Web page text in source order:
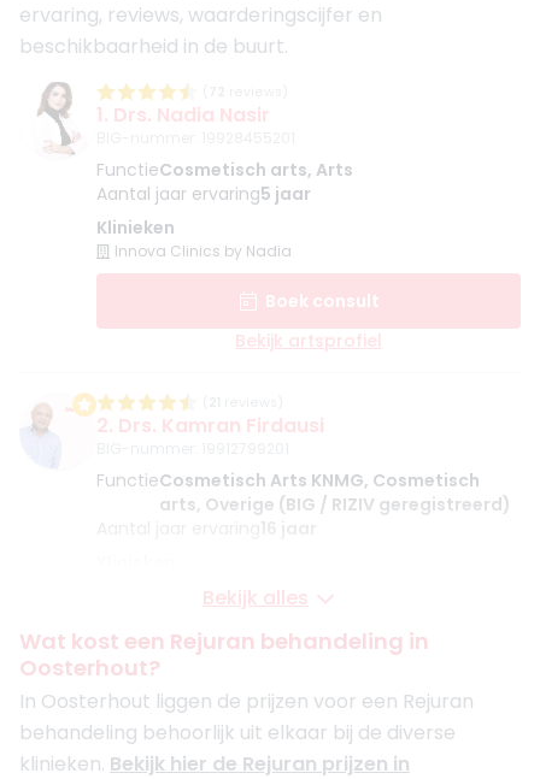
ervaring, reviews, waarderingscijfer en
beschikbaarheid in de buurt.
1. Drs. Nadia Nasir
FunctieCosmetisch arts, Arts
Aantal jaar ervaring5 jaar
Klinieken
Innova Clinics by Nadia
Boek consult
Bekijk artsprofiel
2. Drs. Kamran Firdausi
FunctieCosmetisch Arts KNMG, Cosmetisch
arts, Overige (BIG / RIZIV geregistreerd)
Medica Estetica Breda
Medica Estetica Rotterdam
Medica Estetica Den haag
Bekijk artsprofiel
Bekijk alles
Wat kost een Rejuran behandeling in
Oosterhout?
In Oosterhout liggen de prijzen voor een Rejuran
behandeling behoorlijk uit elkaar bij de diverse
klinieken. Bekijk hier de Rejuran prijzen in